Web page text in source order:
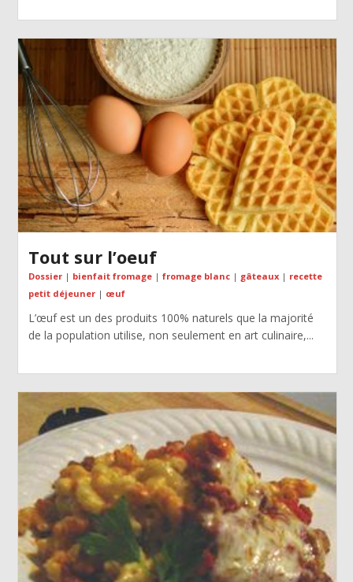
Tout sur l’oeuf
Dossier| bienfait fromage| fromage blanc| gâteaux| recette
petit déjeuner| œuf
L’œuf est un des produits 100% naturels que la majorité
de la population utilise, non seulement en art culinaire,...